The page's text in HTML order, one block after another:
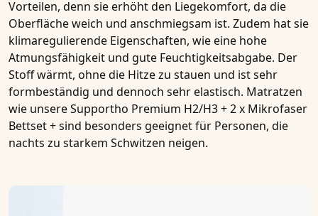
Vorteilen, denn sie erhöht den Liegekomfort, da die
Oberfläche weich und anschmiegsam ist. Zudem hat sie
klimaregulierende Eigenschaften, wie eine hohe
Atmungsfähigkeit und gute Feuchtigkeitsabgabe. Der
Stoff wärmt, ohne die Hitze zu stauen und ist sehr
formbeständig und dennoch sehr elastisch. Matratzen
wie unsereSupportho Premium H2/H3 + 2 x Mikrofaser
Bettset +sind besonders geeignet für Personen, die
nachts zu starkem Schwitzen neigen.